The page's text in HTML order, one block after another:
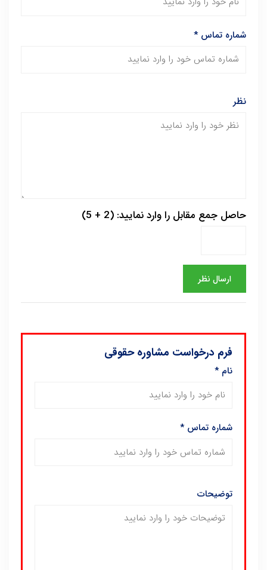
شماره تماس*
نظر
حاصل جمع مقابل را وارد نمایید: (2 + 5)
فرم درخواست مشاوره حقوقی
نام*
شماره تماس*
توضیحات